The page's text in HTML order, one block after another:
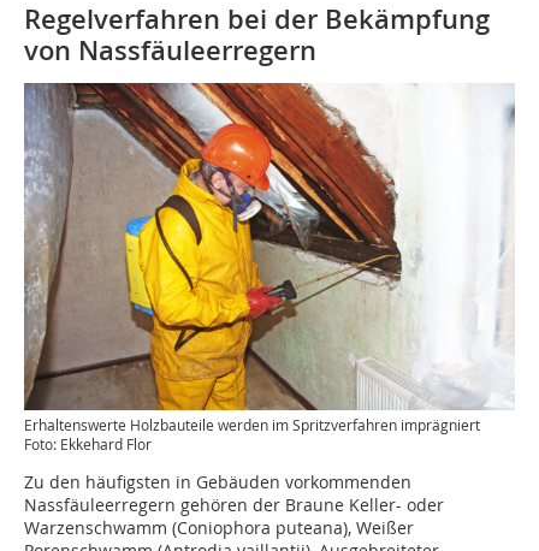
Regelverfahren bei der Bekämpfung
von Nassfäuleerregern
Erhaltenswerte Holzbauteile werden im Spritzverfahren imprägniert
Foto: Ekkehard Flor
Zu den häufigsten in Gebäuden vorkommenden
Nassfäuleerregern gehören der Braune Keller- oder
Warzenschwamm (Coniophora puteana), Weißer